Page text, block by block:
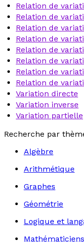
Relation de
Relation de
Relation de
Relation de
Relation de
Relation de
Relation de
Relation de
Variation directe
Variation inverse
Variation partielle
Recherche par
Algèbre
Arithmétique
Graphes
Géométrie
Logique et